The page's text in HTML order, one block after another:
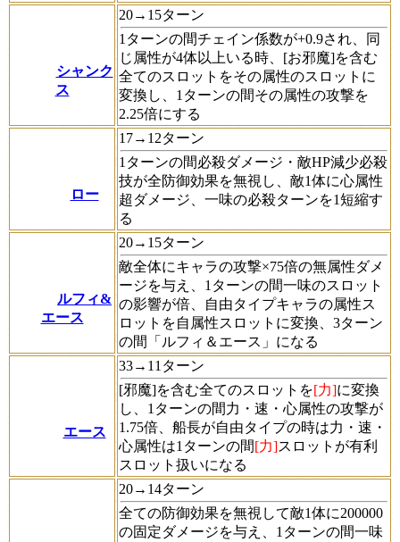
シャンク
ス
20→15ターン
1ターンの間チェイン係数が+0.9され、同
じ属性が4体以上いる時、[お邪魔]を含む
全てのスロットをその属性のスロットに
変換し、1ターンの間その属性の攻撃を
2.25倍にする
ロー
17→12ターン
1ターンの間必殺ダメージ・敵HP減少必殺
技が全防御効果を無視し、敵1体に心属性
超ダメージ、一味の必殺ターンを1短縮す
る
ルフィ&
エース
20→15ターン
敵全体にキャラの攻撃×75倍の無属性ダメ
ージを与え、1ターンの間一味のスロット
の影響が倍、自由タイプキャラの属性ス
ロットを自属性スロットに変換、3ターン
の間「ルフィ＆エース」になる
エース
33→11ターン
[邪魔]を含む全てのスロットを[力]に変換
し、1ターンの間力・速・心属性の攻撃が
1.75倍、船長が自由タイプの時は力・速・
心属性は1ターンの間[力]スロットが有利
スロット扱いになる
20→14ターン
全ての防御効果を無視して敵1体に200000
の固定ダメージを与え、1ターンの間一味